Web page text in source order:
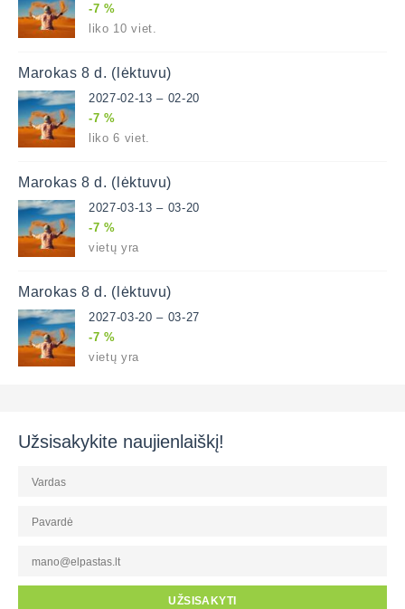
-7 %
liko 10 viet.
Marokas 8 d. (lėktuvu)
2027-02-13 – 02-20
-7 %
liko 6 viet.
Marokas 8 d. (lėktuvu)
2027-03-13 – 03-20
-7 %
vietų yra
Marokas 8 d. (lėktuvu)
2027-03-20 – 03-27
-7 %
vietų yra
Užsisakykite naujienlaiškį!
UŽSISAKYTI